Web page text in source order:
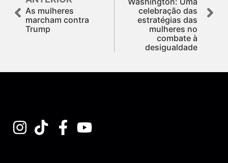
As mulheres
marcham contra
Trump
celebração das
estratégias das
mulheres no
combate à
desigualdade